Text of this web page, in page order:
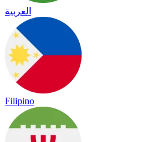
العربية
Filipino